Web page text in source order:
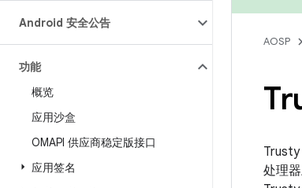
Android 安全公告
功能
概览
应用沙盒
OMAPI 供应商稳定版接口
应用签名
AOSP
Trusty
处理